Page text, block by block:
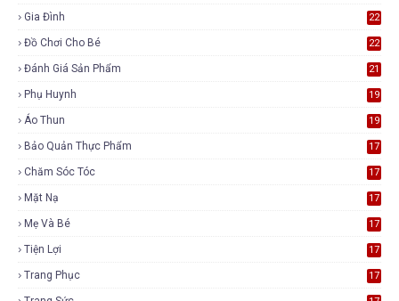
Gia Đình 22
Đồ Chơi Cho Bé 22
Đánh Giá Sản Phẩm 21
Phụ Huynh 19
Áo Thun 19
Bảo Quản Thực Phẩm 17
Chăm Sóc Tóc 17
Mặt Nạ 17
Mẹ Và Bé 17
Tiện Lợi 17
Trang Phục 17